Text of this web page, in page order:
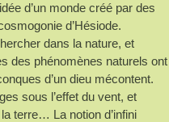
d’un monde créé par des
d’Hésiode.
dans la nature, et
des phénomènes naturels ont
d’un dieu mécontent.
sous l’effet du vent, et
terre… La notion d’infini